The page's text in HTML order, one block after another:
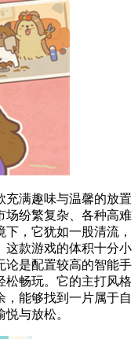
充满趣味与温馨的放置
场纷繁复杂、各种高难
，它犹如一股清流，
这款游戏的体积十分小
论是配置较高的智能手
松畅玩。它的主打风格
，能够找到一片属于自
与放松。